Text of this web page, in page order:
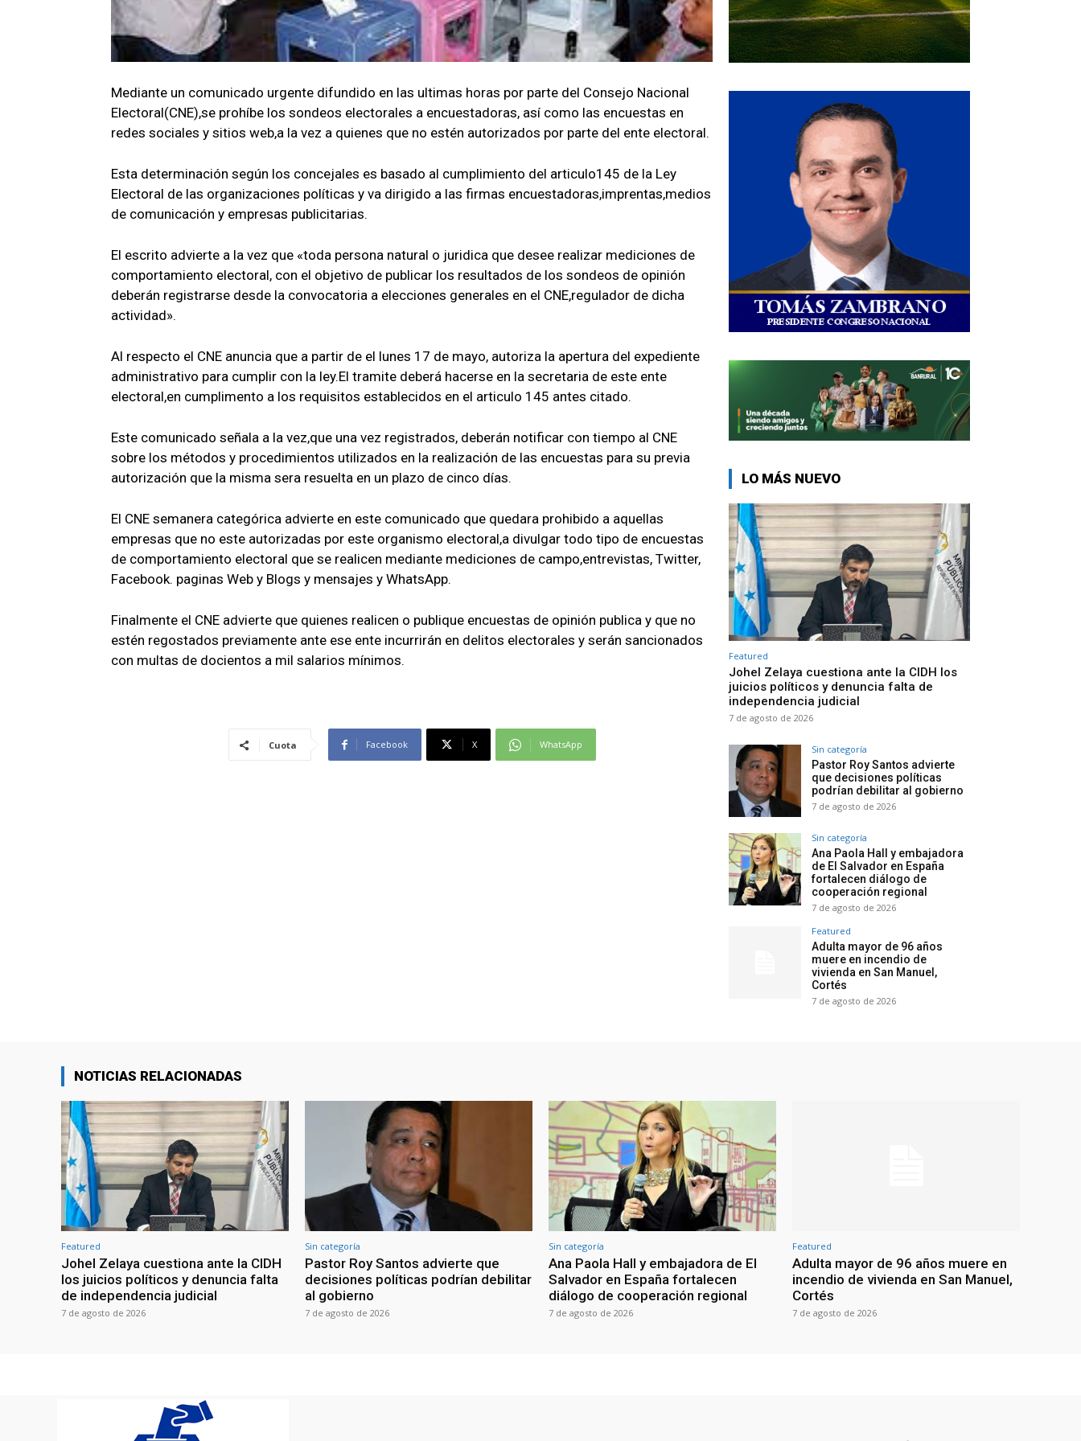
Mediante un comunicado urgente difundido en las ultimas horas por parte del Consejo Nacional
Electoral(CNE),se prohíbe los sondeos electorales a encuestadoras, así como las encuestas en
redes sociales y sitios web,a la vez a quienes que no estén autorizados por parte del ente electoral.
Esta determinación según los concejales es basado al cumplimiento del articulo145 de la Ley
Electoral de las organizaciones políticas y va dirigido a las firmas encuestadoras,imprentas,medios
de comunicación y empresas publicitarias.
El escrito advierte a la vez que «toda persona natural o juridica que desee realizar mediciones de
comportamiento electoral, con el objetivo de publicar los resultados de los sondeos de opinión
deberán registrarse desde la convocatoria a elecciones generales en el CNE,regulador de dicha
actividad».
Al respecto el CNE anuncia que a partir de el lunes 17 de mayo, autoriza la apertura del expediente
administrativo para cumplir con la ley.El tramite deberá hacerse en la secretaria de este ente
electoral,en cumplimento a los requisitos establecidos en el articulo 145 antes citado.
Este comunicado señala a la vez,que una vez registrados, deberán notificar con tiempo al CNE
sobre los métodos y procedimientos utilizados en la realización de las encuestas para su previa
autorización que la misma sera resuelta en un plazo de cinco días.
El CNE semanera categórica advierte en este comunicado que quedara prohibido a aquellas
empresas que no este autorizadas por este organismo electoral,a divulgar todo tipo de encuestas
de comportamiento electoral que se realicen mediante mediciones de campo,entrevistas, Twitter,
Facebook. paginas Web y Blogs y mensajes y WhatsApp.
Finalmente el CNE advierte que quienes realicen o publique encuestas de opinión publica y que no
estén regostados previamente ante ese ente incurrirán en delitos electorales y serán sancionados
con multas de docientos a mil salarios mínimos.
Cuota Facebook X WhatsApp
LO MÁS NUEVO
Featured
Johel Zelaya cuestiona ante la CIDH los
juicios políticos y denuncia falta de
independencia judicial
7 de agosto de 2026
Sin categoría
Pastor Roy Santos advierte
que decisiones políticas
podrían debilitar al gobierno
7 de agosto de 2026
Sin categoría
Ana Paola Hall y embajadora
de El Salvador en España
fortalecen diálogo de
cooperación regional
7 de agosto de 2026
Featured
Adulta mayor de 96 años
muere en incendio de
vivienda en San Manuel,
Cortés
7 de agosto de 2026
NOTICIAS RELACIONADAS
Featured
Johel Zelaya cuestiona ante la CIDH
los juicios políticos y denuncia falta
de independencia judicial
7 de agosto de 2026
Sin categoría
Pastor Roy Santos advierte que
decisiones políticas podrían debilitar
al gobierno
7 de agosto de 2026
Sin categoría
Ana Paola Hall y embajadora de El
Salvador en España fortalecen
diálogo de cooperación regional
7 de agosto de 2026
Featured
Adulta mayor de 96 años muere en
incendio de vivienda en San Manuel,
Cortés
7 de agosto de 2026